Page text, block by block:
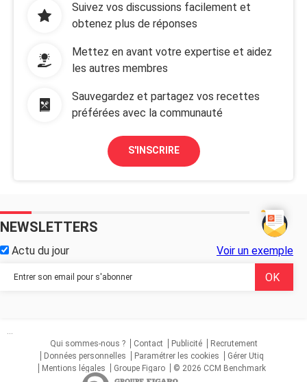
Suivez vos discussions facilement et
obtenez plus de réponses
Mettez en avant votre expertise et aidez
les autres membres
Sauvegardez et partagez vos recettes
préférées avec la communauté
S'INSCRIRE
NEWSLETTERS
Actu du jour Voir un exemple
...
Qui sommes-nous ?
Contact Publicité
Recrutement
Données personnelles
Paramétrer les cookies
Gérer Utiq
Mentions légales
Groupe Figaro © 2026 CCM Benchmark